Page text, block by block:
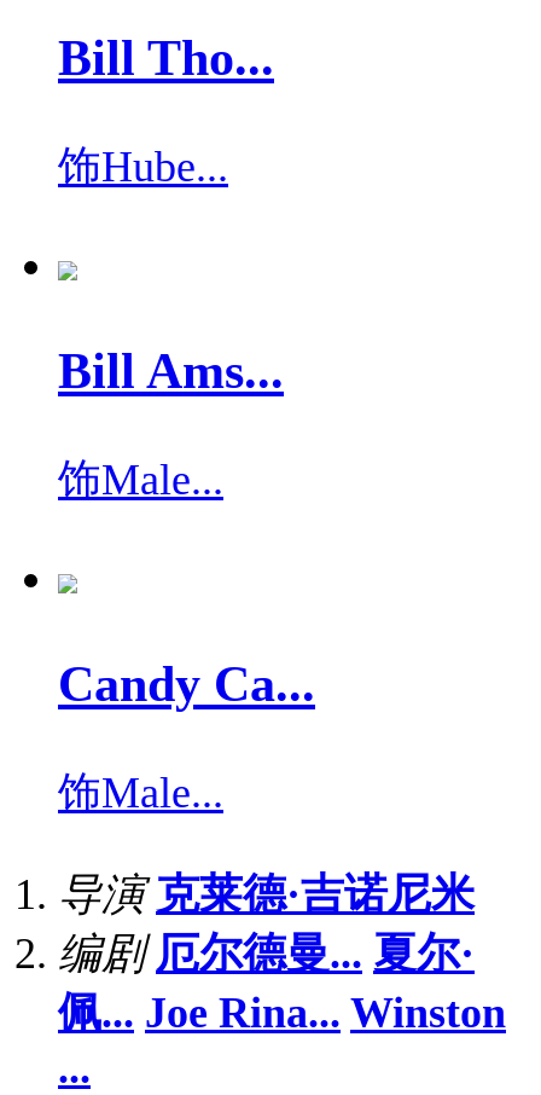
Bill Tho...
饰Hube...
Bill Ams...
饰Male...
Candy Ca...
饰Male...
导演 克莱德·吉诺尼米
编剧 厄尔德曼... 夏尔·
佩... Joe Rina... Winston
...